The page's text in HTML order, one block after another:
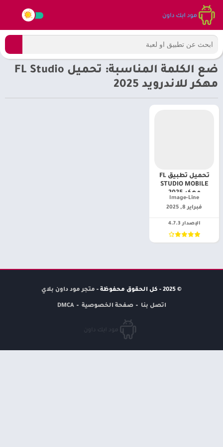
ضع الكلمة المناسبة: تحميل FL Studio
مهكر للاندرويد 2025
تحميل تطبيق FL
STUDIO MOBILE
مهكر 2025
للاندرويد [اخر
إصدار]
Image-Line‏
فبراير 8, 2025
الإصدار 4.7.3
© 2025 - كل الحقوق محفوظة - متجر مود داون بلاي
اتصل بنا صفحة الخصوصية DMCA